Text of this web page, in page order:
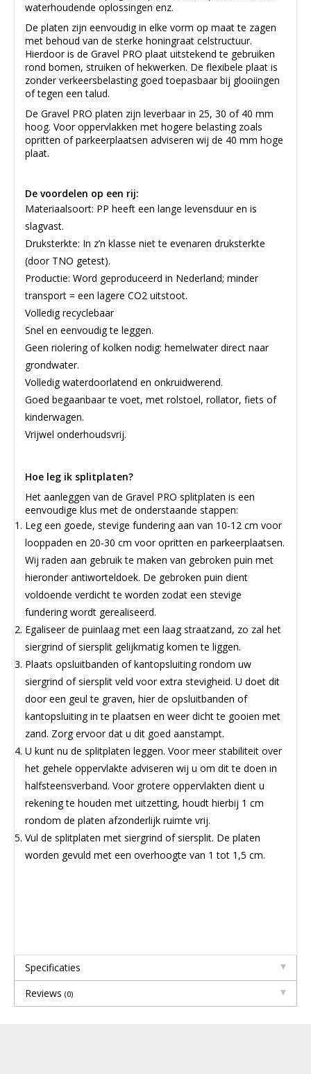
waterhoudende oplossingen enz.
De platen zijn eenvoudig in elke vorm op maat te zagen
met behoud van de sterke honingraat celstructuur.
Hierdoor is de Gravel PRO plaat uitstekend te gebruiken
rond bomen, struiken of hekwerken. De flexibele plaat is
zonder verkeersbelasting goed toepasbaar bij glooiingen
of tegen een talud.
De Gravel PRO platen zijn leverbaar in 25, 30 of 40 mm
hoog. Voor oppervlakken met hogere belasting zoals
opritten of parkeerplaatsen adviseren wij de 40 mm hoge
plaat.
De voordelen op een rij:
Materiaalsoort: PP heeft een lange levensduur en is
slagvast.
Druksterkte: In z’n klasse niet te evenaren druksterkte
(door TNO getest).
Productie: Word geproduceerd in Nederland; minder
transport = een lagere CO2 uitstoot.
Volledig recyclebaar
Snel en eenvoudig te leggen.
Geen riolering of kolken nodig: hemelwater direct naar
grondwater.
Volledig waterdoorlatend en onkruidwerend.
Goed begaanbaar te voet, met rolstoel, rollator, fiets of
kinderwagen.
Vrijwel onderhoudsvrij.
Hoe leg ik splitplaten?
Het aanleggen van de Gravel PRO splitplaten is een
eenvoudige klus met de onderstaande stappen:
Leg een goede, stevige fundering aan van 10-12 cm voor
looppaden en 20-30 cm voor opritten en parkeerplaatsen.
Wij raden aan gebruik te maken van gebroken puin met
hieronder antiworteldoek. De gebroken puin dient
voldoende verdicht te worden zodat een stevige
fundering wordt gerealiseerd.
Egaliseer de puinlaag met een laag straatzand, zo zal het
siergrind of siersplit gelijkmatig komen te liggen.
Plaats opsluitbanden of kantopsluiting rondom uw
siergrind of siersplit veld voor extra stevigheid. U doet dit
door een geul te graven, hier de opsluitbanden of
kantopsluiting in te plaatsen en weer dicht te gooien met
zand. Zorg ervoor dat u dit goed aanstampt.
U kunt nu de splitplaten leggen. Voor meer stabiliteit over
het gehele oppervlakte adviseren wij u om dit te doen in
halfsteensverband. Voor grotere oppervlakten dient u
rekening te houden met uitzetting, houdt hierbij 1 cm
rondom de platen afzonderlijk ruimte vrij.
Vul de splitplaten met siergrind of siersplit. De platen
worden gevuld met een overhoogte van 1 tot 1,5 cm.
Specificaties
Reviews (0)